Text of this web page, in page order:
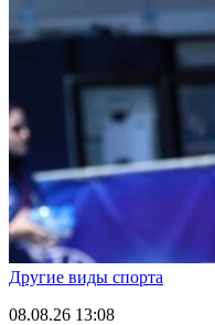
Другие виды спорта
08.08.26 13:08